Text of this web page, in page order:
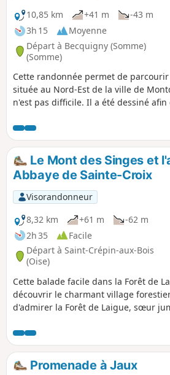
10,85 km
+41 m
-43 m
3h 15
Moyenne
Départ à Becquigny (Somme)
(Somme)
Cette randonnée permet de
située au Nord-Est de la ville de
n'est pas difficile. Il a été dessiné
une circulation importante. Restant
du bois des Flavignes et du bois de
Le Mont des Singes et
Abbaye de Sainte-Croix
Visorandonneur
8,32 km
+61 m
-62 m
2h 35
Facile
Départ à Saint-Crépin-aux-Bois
(Oise)
Cette balade facile dans la Forêt de
découvrir le charmant village
d'admirer la Forêt de Laigue, sœur
voir de jolis points de vue sur les
nique est conseillé à l'ombre des
Circuit en boucle.
Promenade à Jaux